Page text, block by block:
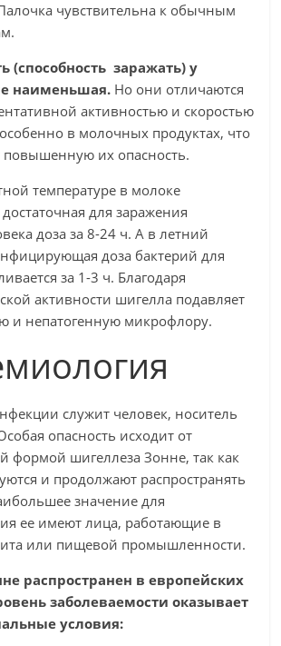
чувствительна к обычным
(способность заражать) у
наименьшая. Но они отличаются
активностью и скоростью
в молочных продуктах, что
повышенную их опасность.
температуре в молоке
для заражения
доза за 8-24 ч. А в летний
доза бактерий для
за 1-3 ч. Благодаря
активности шигелла подавляет
и непатогенную микрофлору.
служит человек, носитель
опасность исходит от
формой шигеллеза Зонне, так как
и продолжают распространять
значение для
ее имеют лица, работающие в
или пищевой промышленности.
распространен в европейских
заболеваемости оказывает
условия: